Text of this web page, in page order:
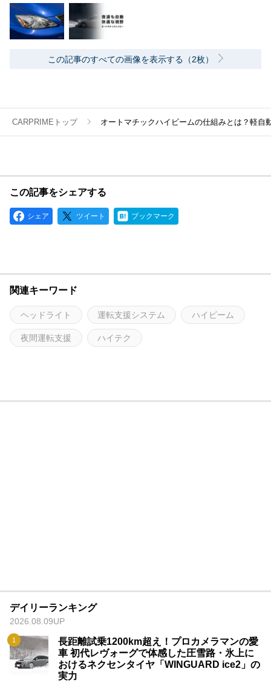
この記事のすべての画像を表示する（2枚）
CARPRIMEトップ オートマチックハイビームの仕組みとは？軽自
この記事をシェアする
シェア ツイート ブックマーク
関連キーワード
ヘッドライト 運転支援システム ハイビーム
夜間運転支援 ハイテク
デイリーランキング
2026.08.09UP
長距離試乗1200km超え！プロカメラマンの愛
車 初代レヴォーグで体感した圧雪路・氷上に
おけるネクセンタイヤ「WINGUARD ice2」の
実力